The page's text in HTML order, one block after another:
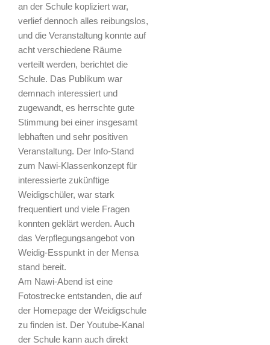
an der Schule kopliziert war,
verlief dennoch alles reibungslos,
und die Veranstaltung konnte auf
acht verschiedene Räume
verteilt werden, berichtet die
Schule. Das Publikum war
demnach interessiert und
zugewandt, es herrschte gute
Stimmung bei einer insgesamt
lebhaften und sehr positiven
Veranstaltung. Der Info-Stand
zum Nawi-Klassenkonzept für
interessierte zukünftige
Weidigschüler, war stark
frequentiert und viele Fragen
konnten geklärt werden. Auch
das Verpflegungsangebot von
Weidig-Esspunkt in der Mensa
stand bereit.
Am Nawi-Abend ist eine
Fotostrecke entstanden, die auf
der Homepage der Weidigschule
zu finden ist. Der Youtube-Kanal
der Schule kann auch direkt